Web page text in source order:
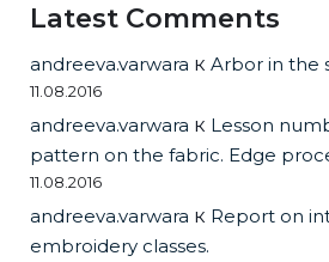
Latest Comments
andreeva.varwara к Arbor in the
11.08.2016
andreeva.varwara к Lesson
pattern on the fabric. Edge
11.08.2016
andreeva.varwara к Report on
embroidery classes.